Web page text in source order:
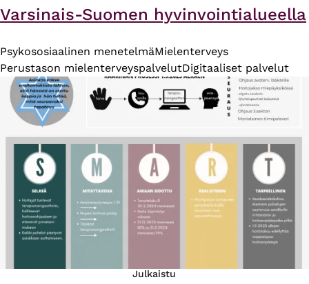
Varsinais-Suomen hyvinvointialueella
Psykososiaalinen menetelmäMielenterveys
Perustason mielenterveyspalvelutDigitaaliset palvelut
Julkaistu